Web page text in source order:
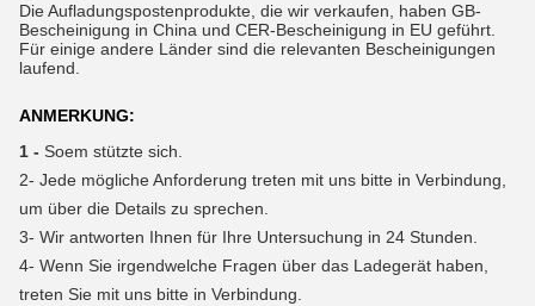
Die Aufladungspostenprodukte, die wir verkaufen, haben GB-
Bescheinigung in China und CER-Bescheinigung in EU geführt.
Für einige andere Länder sind die relevanten Bescheinigungen
laufend.
ANMERKUNG:
1 - Soem stützte sich.
2- Jede mögliche Anforderung treten mit uns bitte in Verbindung,
um über die Details zu sprechen.
3- Wir antworten Ihnen für Ihre Untersuchung in 24 Stunden.
4- Wenn Sie irgendwelche Fragen über das Ladegerät haben,
treten Sie mit uns bitte in Verbindung.